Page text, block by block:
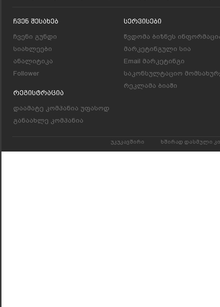
Ჩვენ Შესახებ
ჩვენი გუნდი
სიახლეები
ანალიტიკა
Follower
Რეგისტრაცია
დაამატე კომპანია უფასოდ
განაახლე კომპანია
Სერვისები
წვდომა ბიზნეს
მარკეტინგული სია
Email მარკეტინგი
საკონსულტაციო
რეკლამა ბიაში
უკუკავშირი ხშირად დასმული